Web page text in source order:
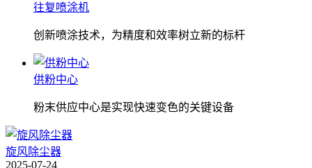
往复喷涂机
创新喷涂技术，为精度和效率树立新的标杆
供粉中心
粉末供应中心是实现快速变色的关键设备
旋风除尘器
2025-07-24